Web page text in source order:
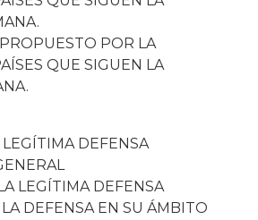
POR LA
QUE SIGUEN LA
DEFENSA
LEGÍTIMA DEFENSA
LA DEFENSA EN SU ÁMBITO